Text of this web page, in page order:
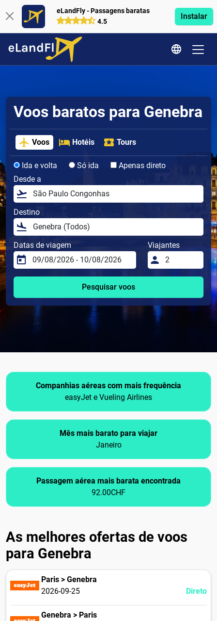
eLandFly - Passagens baratas
4.5
Instalar
Voos baratos para Genebra
Voos Hotéis Tours
Ida e volta Só ida
Apenas direto
Desde a
Destino
Datas de viagem Viajantes
Pesquisar voos
Companhias aéreas com mais frequência
easyJet e Vueling Airlines
Mês mais barato para viajar
Janeiro
Passagem aérea mais barata encontrada
92.00CHF
As melhores ofertas de voos
para Genebra
Paris > Genebra
2026-09-25
Direto
Genebra > Paris